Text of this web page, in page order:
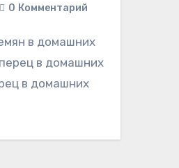
0 Комментарий
в домашних
в домашних